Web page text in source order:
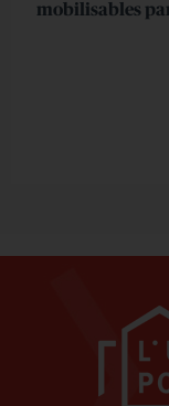
mobilisables